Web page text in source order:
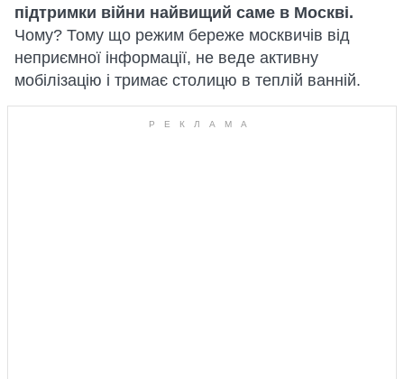
підтримки війни найвищий саме в Москві.
Чому? Тому що режим береже москвичів від
неприємної інформації, не веде активну
мобілізацію і тримає столицю в теплій ванній.